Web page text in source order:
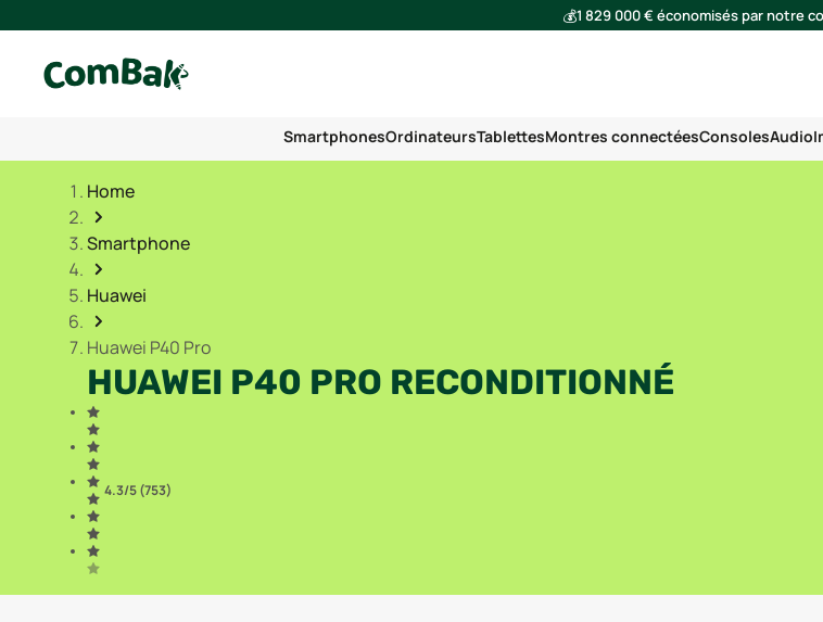
💰1 829 000 € économisés par notre
SmartphonesOrdinateursTablettesMontres connectéesConsolesAudio
Home
Smartphone
Huawei
Huawei P40 Pro
HUAWEI P40 PRO RECONDITIONNÉ
4.3/5 (753)